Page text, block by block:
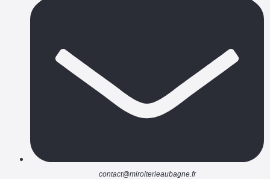
contact@miroiterieaubagne.fr